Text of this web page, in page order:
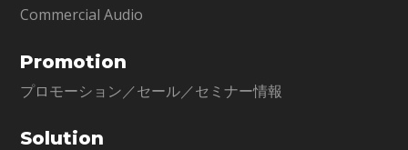
Commercial Audio
Promotion
プロモーション／セール／セミナー情報
Solution